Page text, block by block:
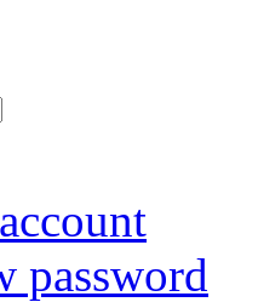
password